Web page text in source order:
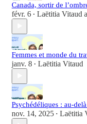
Canada, sortir de
févr. 6 • Laëtitia Vitaud
Femmes et monde du
janv. 8 • Laëtitia Vitaud
Psychédéliques : au-
nov. 14, 2025 • Laëtitia